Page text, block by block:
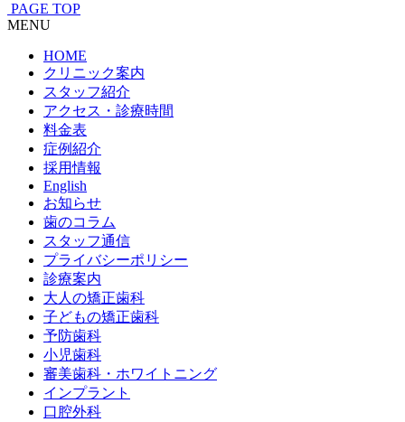
PAGE TOP
MENU
HOME
クリニック案内
スタッフ紹介
アクセス・診療時間
料金表
症例紹介
採用情報
English
お知らせ
歯のコラム
スタッフ通信
プライバシーポリシー
診療案内
大人の矯正歯科
子どもの矯正歯科
予防歯科
小児歯科
審美歯科・ホワイトニング
インプラント
口腔外科